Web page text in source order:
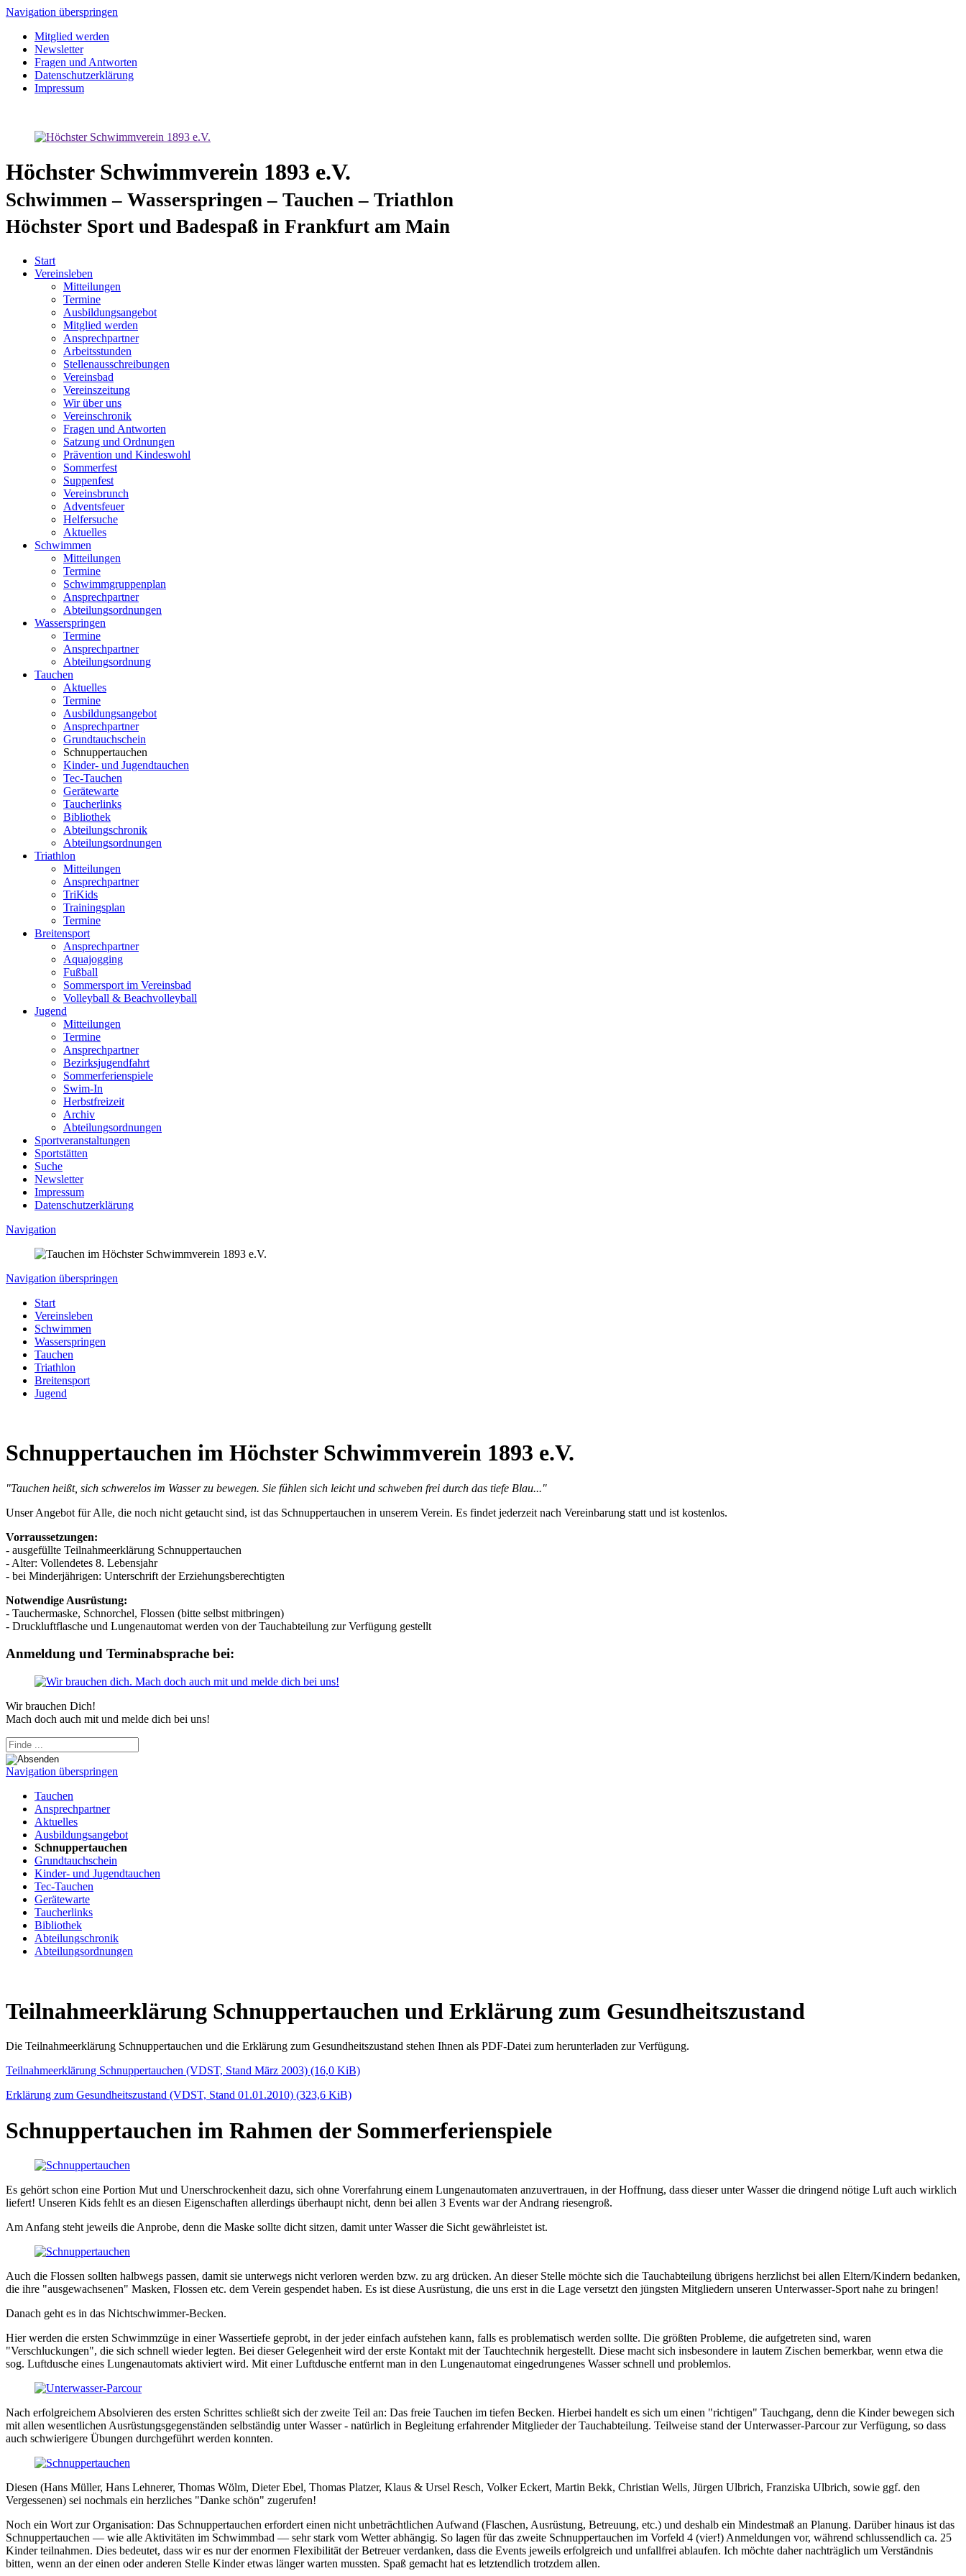
Navigation überspringen
Mitglied werden
Newsletter
Fragen und Antworten
Datenschutzerklärung
Impressum
Höchster Schwimmverein 1893 e.V.
Schwimmen – Wasserspringen – Tauchen – Triathlon
Höchster Sport und Badespaß in Frankfurt am Main
Start
Vereinsleben
Mitteilungen
Termine
Ausbildungsangebot
Mitglied werden
Ansprechpartner
Arbeitsstunden
Stellenausschreibungen
Vereinsbad
Vereinszeitung
Wir über uns
Vereinschronik
Fragen und Antworten
Satzung und Ordnungen
Prävention und Kindeswohl
Sommerfest
Suppenfest
Vereinsbrunch
Adventsfeuer
Helfersuche
Aktuelles
Schwimmen
Mitteilungen
Termine
Schwimmgruppenplan
Ansprechpartner
Abteilungsordnungen
Wasserspringen
Termine
Ansprechpartner
Abteilungsordnung
Tauchen
Aktuelles
Termine
Ausbildungsangebot
Ansprechpartner
Grundtauchschein
Schnuppertauchen
Kinder- und Jugendtauchen
Tec-Tauchen
Gerätewarte
Taucherlinks
Bibliothek
Abteilungschronik
Abteilungsordnungen
Triathlon
Mitteilungen
Ansprechpartner
TriKids
Trainingsplan
Termine
Breitensport
Ansprechpartner
Aquajogging
Fußball
Sommersport im Vereinsbad
Volleyball & Beachvolleyball
Jugend
Mitteilungen
Termine
Ansprechpartner
Bezirksjugendfahrt
Sommerferienspiele
Swim-In
Herbstfreizeit
Archiv
Abteilungsordnungen
Sportveranstaltungen
Sportstätten
Suche
Newsletter
Impressum
Datenschutzerklärung
Navigation
Navigation überspringen
Start
Vereinsleben
Schwimmen
Wasserspringen
Tauchen
Triathlon
Breitensport
Jugend
Schnuppertauchen im Höchster Schwimmverein 1893 e.V.
"Tauchen heißt, sich schwerelos im Wasser zu bewegen. Sie fühlen sich leicht und schweben frei durch das tiefe Blau..."
Unser Angebot für Alle, die noch nicht getaucht sind, ist das Schnuppertauchen in unserem Verein. Es findet jederzeit nach Vereinbarung statt und ist kostenlos.
Vorraussetzungen:
- ausgefüllte Teilnahmeerklärung Schnuppertauchen
- Alter: Vollendetes 8. Lebensjahr
- bei Minderjährigen: Unterschrift der Erziehungsberechtigten
Notwendige Ausrüstung:
- Tauchermaske, Schnorchel, Flossen (bitte selbst mitbringen)
- Druckluftflasche und Lungenautomat werden von der Tauchabteilung zur Verfügung gestellt
Anmeldung und Terminabsprache bei:
Wir brauchen Dich!
Mach doch auch mit und melde dich bei uns!
Navigation überspringen
Tauchen
Ansprechpartner
Aktuelles
Ausbildungsangebot
Schnuppertauchen
Grundtauchschein
Kinder- und Jugendtauchen
Tec-Tauchen
Gerätewarte
Taucherlinks
Bibliothek
Abteilungschronik
Abteilungsordnungen
Teilnahmeerklärung Schnuppertauchen und Erklärung zum Gesundheitszustand
Die Teilnahmeerklärung Schnuppertauchen und die Erklärung zum Gesundheitszustand stehen Ihnen als PDF-Datei zum herunterladen zur Verfügung.
Teilnahmeerklärung Schnuppertauchen (VDST, Stand März 2003) (16,0 KiB)
Erklärung zum Gesundheitszustand (VDST, Stand 01.01.2010) (323,6 KiB)
Schnuppertauchen im Rahmen der Sommerferienspiele
Es gehört schon eine Portion Mut und Unerschrockenheit dazu, sich ohne Vorerfahrung einem Lungenautomaten anzuvertrauen, in der Hoffnung, dass dieser unter Wasser die dringend nötige Luft auch wirklich
liefert! Unseren Kids fehlt es an diesen Eigenschaften allerdings überhaupt nicht, denn bei allen 3 Events war der Andrang riesengroß.
Am Anfang steht jeweils die Anprobe, denn die Maske sollte dicht sitzen, damit unter Wasser die Sicht gewährleistet ist.
Auch die Flossen sollten halbwegs passen, damit sie unterwegs nicht verloren werden bzw. zu arg drücken. An dieser Stelle möchte sich die Tauchabteilung übrigens herzlichst bei allen Eltern/Kindern bedanken,
die ihre "ausgewachsenen" Masken, Flossen etc. dem Verein gespendet haben. Es ist diese Ausrüstung, die uns erst in die Lage versetzt den jüngsten Mitgliedern unseren Unterwasser-Sport nahe zu bringen!
Danach geht es in das Nichtschwimmer-Becken.
Hier werden die ersten Schwimmzüge in einer Wassertiefe geprobt, in der jeder einfach aufstehen kann, falls es problematisch werden sollte. Die größten Probleme, die aufgetreten sind, waren
"Verschluckungen", die sich schnell wieder legten. Bei dieser Gelegenheit wird der erste Kontakt mit der Tauchtechnik hergestellt. Diese macht sich insbesondere in lautem Zischen bemerkbar, wenn etwa die
sog. Luftdusche eines Lungenautomats aktiviert wird. Mit einer Luftdusche entfernt man in den Lungenautomat eingedrungenes Wasser schnell und problemlos.
Nach erfolgreichem Absolvieren des ersten Schrittes schließt sich der zweite Teil an: Das freie Tauchen im tiefen Becken. Hierbei handelt es sich um einen "richtigen" Tauchgang, denn die Kinder bewegen sich
mit allen wesentlichen Ausrüstungsgegenständen selbständig unter Wasser - natürlich in Begleitung erfahrender Mitglieder der Tauchabteilung. Teilweise stand der Unterwasser-Parcour zur Verfügung, so dass
auch schwierigere Übungen durchgeführt werden konnten.
Diesen (Hans Müller, Hans Lehnerer, Thomas Wölm, Dieter Ebel, Thomas Platzer, Klaus & Ursel Resch, Volker Eckert, Martin Bekk, Christian Wells, Jürgen Ulbrich, Franziska Ulbrich, sowie ggf. den
Vergessenen) sei nochmals ein herzliches "Danke schön" zugerufen!
Noch ein Wort zur Organisation: Das Schnuppertauchen erfordert einen nicht unbeträchtlichen Aufwand (Flaschen, Ausrüstung, Betreuung, etc.) und deshalb ein Mindestmaß an Planung. Darüber hinaus ist das
Schnuppertauchen — wie alle Aktivitäten im Schwimmbad — sehr stark vom Wetter abhängig. So lagen für das zweite Schnuppertauchen im Vorfeld 4 (vier!) Anmeldungen vor, während schlussendlich ca. 25
Kinder teilnahmen. Dies bedeutet, dass wir es nur der enormen Flexibilität der Betreuer verdanken, dass die Events jeweils erfolgreich und unfallfrei ablaufen. Ich möchte daher nachträglich um Verständnis
bitten, wenn an der einen oder anderen Stelle Kinder etwas länger warten mussten. Spaß gemacht hat es letztendlich trotzdem allen.